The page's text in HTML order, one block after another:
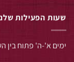
שעות הפעילות
ימים א'-ה' פתוח בין השעות